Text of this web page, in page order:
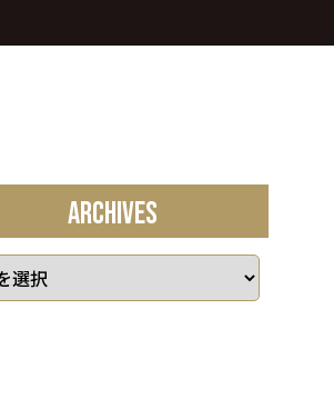
ARCHIVES